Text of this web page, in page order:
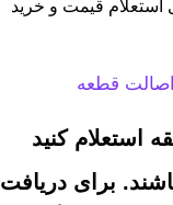
استعلام قیمت و خرید
قطعه
استعلام کنید
برای دریافت